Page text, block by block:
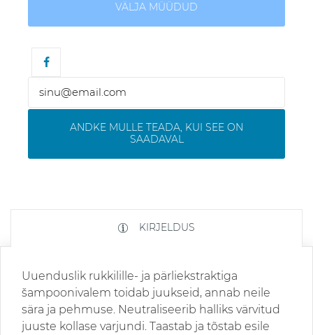
VÄLJA MÜÜDUD
ANDKE MULLE TEADA, KUI SEE ON
SAADAVAL
KIRJELDUS
Uuenduslik rukkilille- ja pärliekstraktiga
šampoonivalem toidab juukseid, annab neile
sära ja pehmuse. Neutraliseerib halliks värvitud
juuste kollase varjundi. Taastab ja tõstab esile